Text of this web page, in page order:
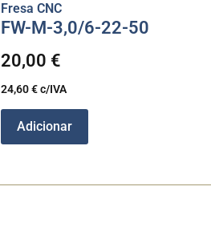
Fresa CNC
FW-M-3,0/6-22-50
20,00 €
24,60€c/IVA
Adicionar